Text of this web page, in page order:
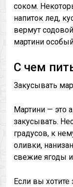
соком.
напиток лед,
вермут
мартини
С чем
Закусывать
Мартини — это
закусывать.
градусов, к
оливки,
свежие ягоды
Если вы